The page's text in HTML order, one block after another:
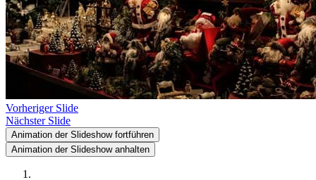
Vorheriger Slide
Nächster Slide
Animation der Slideshow fortführen
Animation der Slideshow anhalten